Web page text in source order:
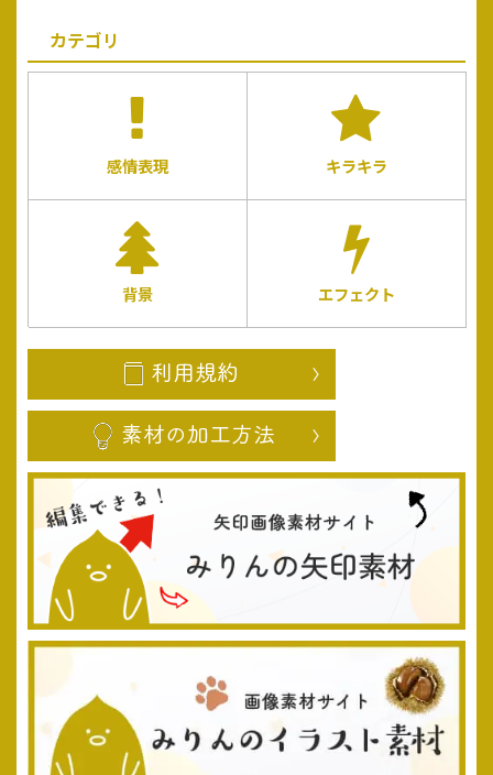
カテゴリ
感情表現 キラキラ
背景 エフェクト